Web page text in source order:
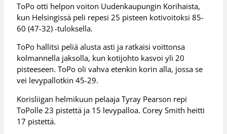
ToPo otti helpon voiton Uudenkaupungin Korihaista,
kun Helsingissä peli repesi 25 pisteen kotivoitoksi 85-
60 (47-32) -tuloksella.
ToPo hallitsi peliä alusta asti ja ratkaisi voittonsa
kolmannella jaksolla, kun kotijohto kasvoi yli 20
pisteeseen. ToPo oli vahva etenkin korin alla, jossa se
vei levypallotkin 45-29.
Korisliigan helmikuun pelaaja Tyray Pearson repi
ToPolle 23 pistettä ja 15 levypalloa. Corey Smith heitti
17 pistettä.